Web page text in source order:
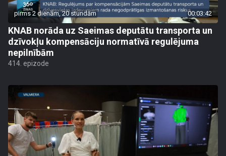
pirms 2 dienām, 20 stundām 00:03:42
KNAB norāda uz Saeimas deputātu transporta un
dzīvokļu kompensāciju normatīvā regulējuma
nepilnībām
414. epizode